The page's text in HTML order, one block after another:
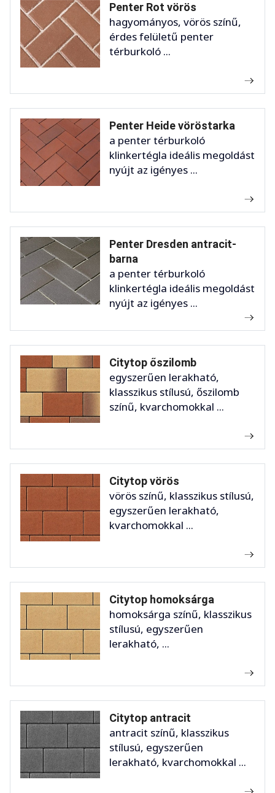
Penter Rot vörös
hagyományos, vörös színű,
érdes felületű penter
térburkoló ...
Penter Heide vöröstarka
a penter térburkoló
klinkertégla ideális megoldást
nyújt az igényes ...
Penter Dresden antracit-
barna
a penter térburkoló
klinkertégla ideális megoldást
nyújt az igényes ...
Citytop őszilomb
egyszerűen lerakható,
klasszikus stílusú, őszilomb
színű, kvarchomokkal ...
Citytop vörös
vörös színű, klasszikus stílusú,
egyszerűen lerakható,
kvarchomokkal ...
Citytop homoksárga
homoksárga színű, klasszikus
stílusú, egyszerűen
lerakható, ...
Citytop antracit
antracit színű, klasszikus
stílusú, egyszerűen
lerakható, kvarchomokkal ...